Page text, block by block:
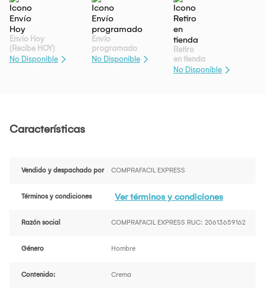
Envío Hoy
(Recibe HOY)
No Disponible
Envío
programado
No Disponible
Retiro
en tienda
No Disponible
Características
Vendido y despachado por COMPRAFACIL EXPRESS
Términos y condiciones Ver términos y condiciones
Razón social COMPRAFACIL EXPRESS RUC: 20613659162
Género Hombre
Contenido: Crema